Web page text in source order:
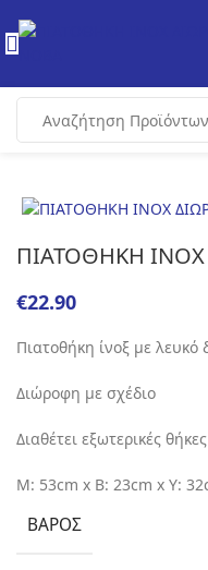
ΠΙΑΤΟΘΗΚΗ
€
Πιατοθήκη ίνοξ με λευκό
Διώροφη με σχέδιο
Διαθέτει εξωτερικές
Μ: 53cm x Β: 23cm x Υ:
ΒΆΡΟΣ